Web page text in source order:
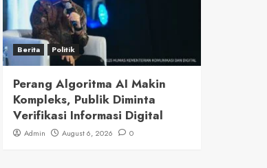
Berita Politik
Perang Algoritma AI Makin
Kompleks, Publik Diminta
Verifikasi Informasi Digital
Admin August 6, 2026 0